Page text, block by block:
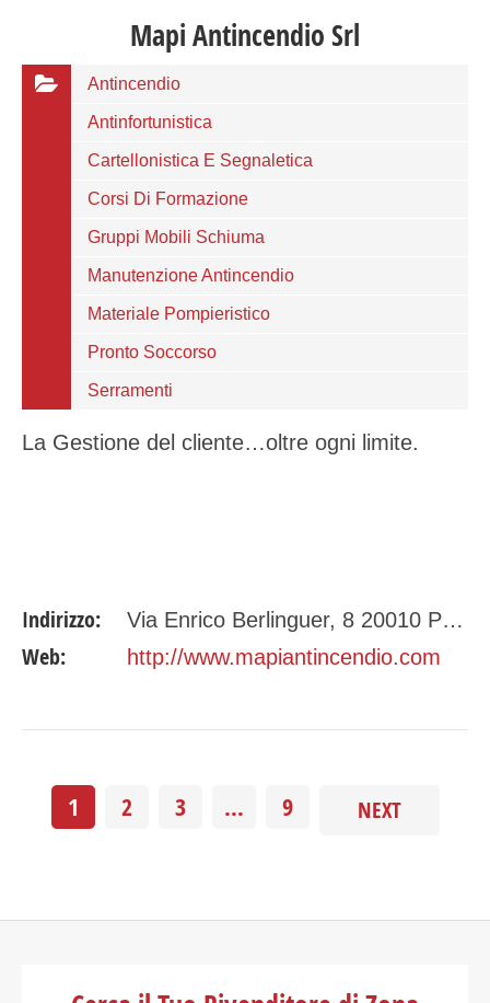
Mapi Antincendio Srl
Antincendio
Antinfortunistica
Cartellonistica E Segnaletica
Corsi Di Formazione
Gruppi Mobili Schiuma
Manutenzione Antincendio
Materiale Pompieristico
Pronto Soccorso
Serramenti
La Gestione del cliente…oltre ogni limite.
Indirizzo: Via Enrico Berlinguer, 8 20010 Pogliano M.se (MI)
Web: http://www.mapiantincendio.com
1 2 3 … 9 NEXT